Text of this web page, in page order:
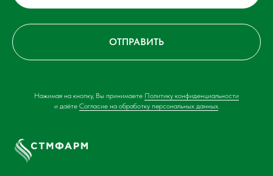
ОТПРАВИТЬ
Нажимая на кнопку, Вы принимаете Политику конфиденциальности
и даёте Согласие на обработку персональных данных.